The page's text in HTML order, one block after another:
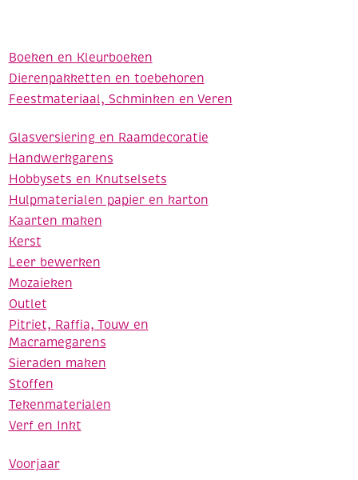
Boeken en Kleurboeken
Dierenpakketten en toebehoren
Feestmateriaal, Schminken en Veren
Glasversiering en Raamdecoratie
Handwerkgarens
Hobbysets en Knutselsets
Hulpmaterialen papier en karton
Kaarten maken
Kerst
Leer bewerken
Mozaieken
Outlet
Pitriet, Raffia, Touw en
Macramegarens
Sieraden maken
Stoffen
Tekenmaterialen
Verf en Inkt
Voorjaar